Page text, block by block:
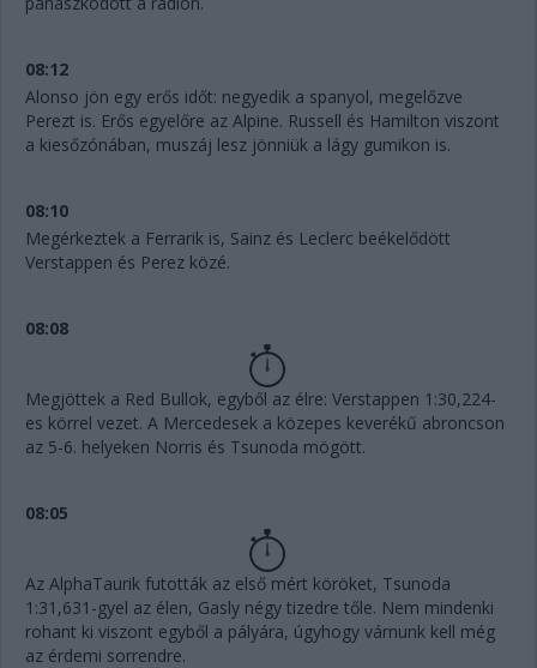
08:12
Alonso jön egy erős időt: negyedik a spanyol, megelőzve
Perezt is. Erős egyelőre az Alpine. Russell és Hamilton viszont
a kiesőzónában, muszáj lesz jönniük a lágy gumikon is.
08:10
Megérkeztek a Ferrarik is, Sainz és Leclerc beékelődött
Verstappen és Perez közé.
08:08
Megjöttek a Red Bullok, egyből az élre: Verstappen 1:30,224-
es körrel vezet. A Mercedesek a közepes keverékű abroncson
az 5-6. helyeken Norris és Tsunoda mögött.
08:05
Az AlphaTaurik futották az első mért köröket, Tsunoda
1:31,631-gyel az élen, Gasly négy tizedre tőle. Nem mindenki
rohant ki viszont egyből a pályára, úgyhogy várnunk kell még
az érdemi sorrendre.